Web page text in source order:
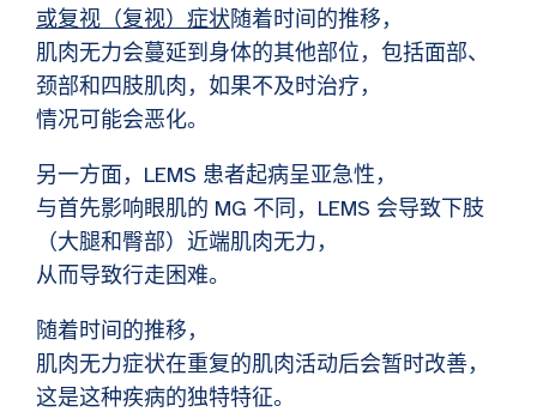
或复视（复视）症状随着时间的推移，
肌肉无力会蔓延到身体的其他部位，包括面部、
颈部和四肢肌肉，如果不及时治疗，
情况可能会恶化。
另一方面，LEMS 患者起病呈亚急性，
与首先影响眼肌的 MG 不同，LEMS 会导致下肢
（大腿和臀部）近端肌肉无力，
从而导致行走困难。
随着时间的推移，
肌肉无力症状在重复的肌肉活动后会暂时改善，
这是这种疾病的独特特征。